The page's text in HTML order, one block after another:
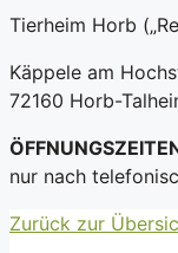
Tierheim Horb
Käppele am
72160 Horb-
nur nach
Zurück zur